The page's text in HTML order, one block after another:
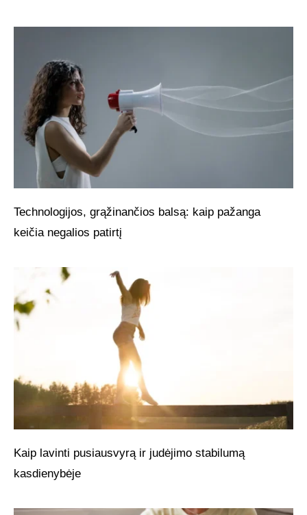
Technologijos, grąžinančios balsą: kaip pažanga
keičia negalios patirtį
Kaip lavinti pusiausvyrą ir judėjimo stabilumą
kasdienybėje